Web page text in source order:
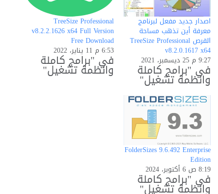
ت
ح
م
ي
ل
…
اصدار جديد مفعل لبرنامج
معرفة أين تذهب مساحة
القرص TreeSize Professional
v8.2.0.1617 x64
9:27 م 25 ديسمبر، 2021
في "برامج كاملة
وانظمة تشغيل"
TreeSize Professional
v8.2.2.1626 x64 Full Version
Free Download
6:53 م 11 يناير، 2022
في "برامج كاملة
وانظمة تشغيل"
FolderSizes 9.6.492 Enterprise
Edition
8:19 ص 6 أكتوبر، 2024
في "برامج كاملة
وانظمة تشغيل"